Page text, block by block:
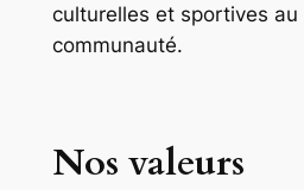
culturelles et sportives au
communauté.
Nos valeurs